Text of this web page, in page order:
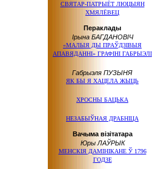
СВЯТАР-ПАТРЫЁТ ЛЮЦЫЯН
ХМЯЛЁВЕЦ
Пераклады
Ірына БАГДАНОВІЧ
«МАЛЫЯ ДЫ ПРАЎДЗІВЫЯ
АПАВЯДАННІ» ГРАФІНІ ГАБРЫЭЛІ
Габрыэля ПУЗЫНЯ
ЯК БЫ Я ХАЦЕЛА ЖЫЦЬ
ХРОСНЫ БАЦЬКА
НЕЗАБЫЎНАЯ ДРАБНІЦА
Вачыма візітатара
Юры ЛАЎРЫК
МЕНСКІЯ ДАМІНІКАНЕ Ў 1796
ГОДЗЕ